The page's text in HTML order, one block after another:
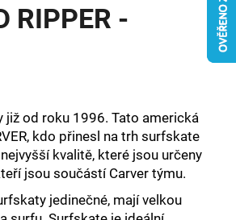
RIPPER -
již od roku 1996. Tato americká
kdo přinesl na trh surfskate
kvalitě, které jsou určeny
jsou součástí Carver týmu.
jedinečné, mají velkou